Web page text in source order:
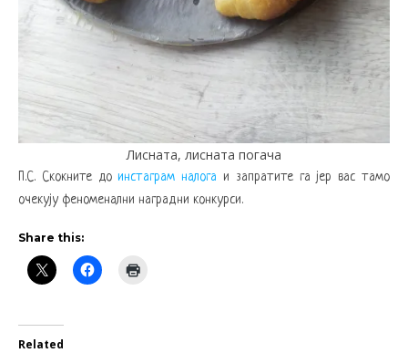
Лисната, лисната погача
П.С. Скокните доинстаграм налога и запратите га јер вас тамо
очекују феноменални наградни конкурси.
Share this:
Related